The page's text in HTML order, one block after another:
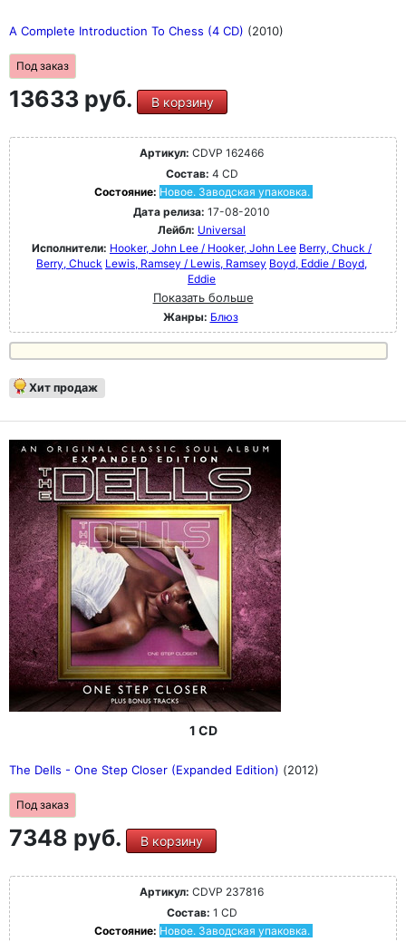
A Complete Introduction To Chess (4 CD) (2010)
Под заказ
13633 руб. В корзину
Артикул: CDVP 162466
Состав: 4 CD
Состояние: Новое. Заводская упаковка.
Дата релиза: 17-08-2010
Лейбл: Universal
Исполнители: Hooker, John Lee / Hooker, John Lee Berry, Chuck /
Berry, Chuck Lewis, Ramsey / Lewis, Ramsey Boyd, Eddie / Boyd,
Eddie
Показать больше
Жанры: Блюз
Хит продаж
1 CD
The Dells - One Step Closer (Expanded Edition) (2012)
Под заказ
7348 руб. В корзину
Артикул: CDVP 237816
Состав: 1 CD
Состояние: Новое. Заводская упаковка.